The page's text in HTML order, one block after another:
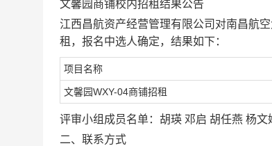
文馨园商铺校内招租结果公告
江西昌航资产经营管理有限公司对南昌航
租，报名中选人确定，结果如下：
项目名称
文馨园WXY-04商铺招租
评审小组成员名单： 胡瑛 邓启 胡任燕 杨文
二、联系方式